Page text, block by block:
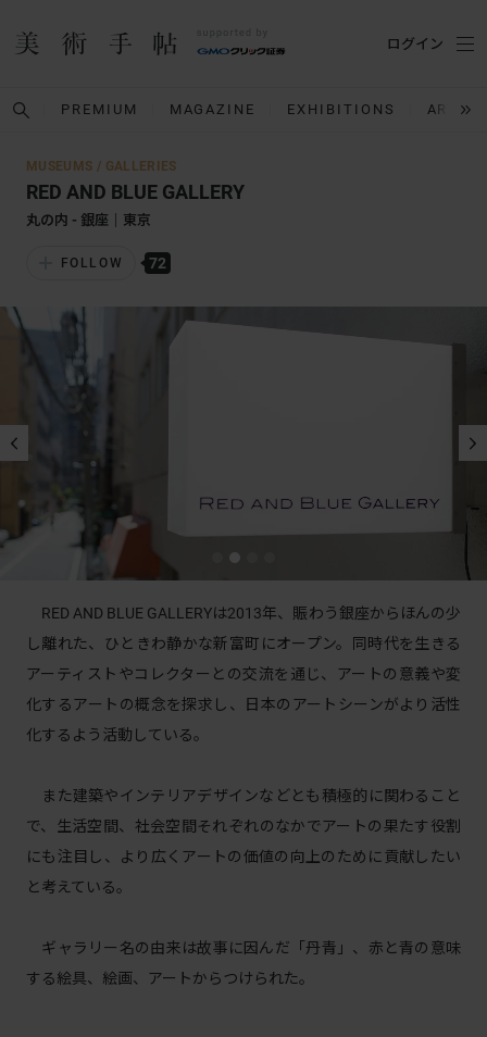
PREMIUM MAGAZINE EXHIBITIONS
ログイン
MUSEUMS / GALLERIES
RED AND BLUE GALLERY
丸の内 - 銀座｜東京
FOLLOW 72
RED AND BLUE GALLERYは2013年、賑わう銀座からほんの少
し離れた、ひときわ静かな新富町にオープン。同時代を生きる
アーティストやコレクターとの交流を通じ、アートの意義や変
化するアートの概念を探求し、日本のアートシーンがより活性
化するよう活動している。
また建築やインテリアデザインなどとも積極的に関わること
で、生活空間、社会空間それぞれのなかでアートの果たす役割
にも注目し、より広くアートの価値の向上のために貢献したい
と考えている。
ギャラリー名の由来は故事に因んだ「丹青」、赤と青の意味
する絵具、絵画、アートからつけられた。